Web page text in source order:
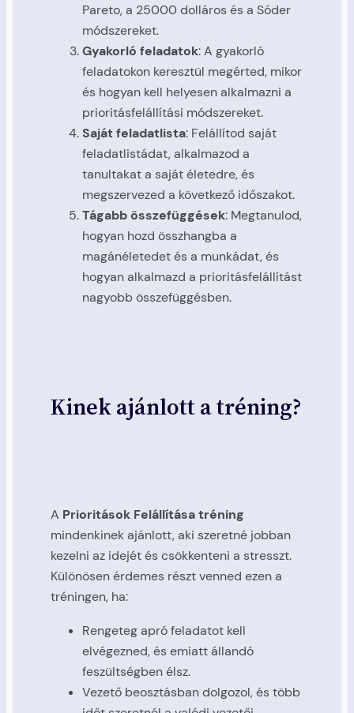
Pareto, a 25000 dolláros és a Sóder
módszereket.
Gyakorló feladatok: A gyakorló
feladatokon keresztül megérted, mikor
és hogyan kell helyesen alkalmazni a
prioritásfelállítási módszereket.
Saját feladatlista: Felállítod saját
feladatlistádat, alkalmazod a
tanultakat a saját életedre, és
megszervezed a következő időszakot.
Tágabb összefüggések: Megtanulod,
hogyan hozd összhangba a
magánéletedet és a munkádat, és
hogyan alkalmazd a prioritásfelállítást
nagyobb összefüggésben.
Kinek ajánlott a tréning?
A Prioritások Felállítása tréning
mindenkinek ajánlott, aki szeretné jobban
kezelni az idejét és csökkenteni a stresszt.
Különösen érdemes részt venned ezen a
tréningen, ha:
Rengeteg apró feladatot kell
elvégezned, és emiatt állandó
feszültségben élsz.
Vezető beosztásban dolgozol, és több